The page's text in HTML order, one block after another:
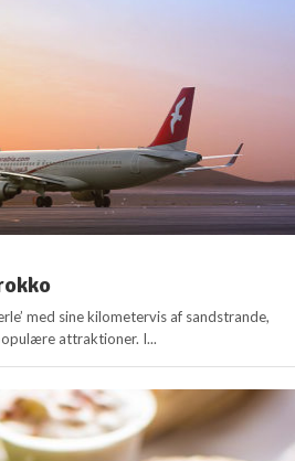
med sine kilometervis af sandstrande,
attraktioner. I...